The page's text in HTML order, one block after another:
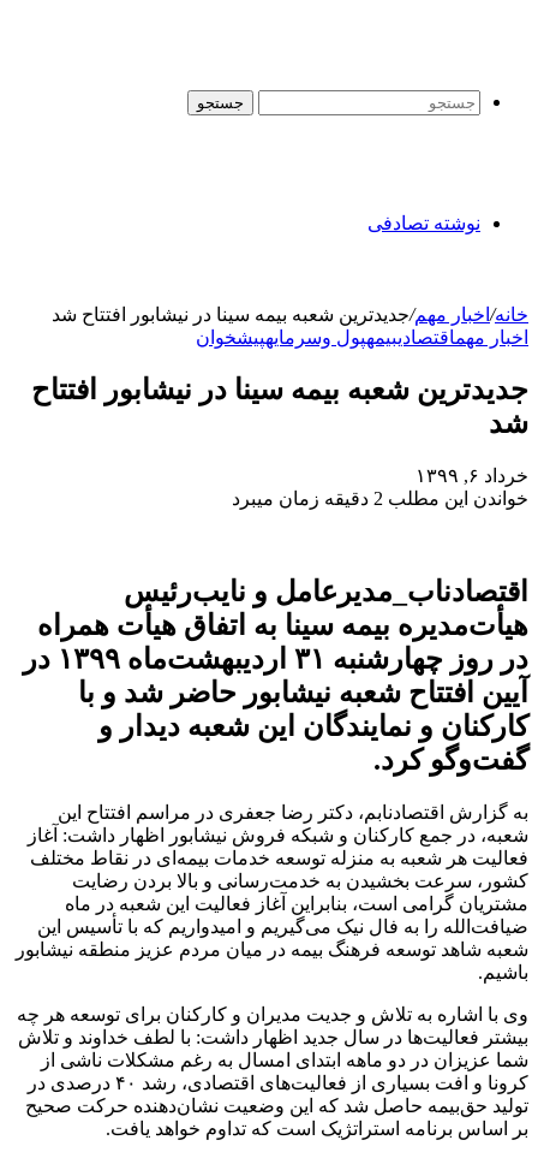
جستجو
نوشته تصادفی
خانه/ اخبار مهم/جدیدترین شعبه بیمه سینا در نیشابور افتتاح شد
اخبار مهماقتصادیبیمهپول وسرمایهپیشخوان
جدیدترین شعبه بیمه سینا در نیشابور افتتاح
شد
خرداد ۶, ۱۳۹۹
خواندن این مطلب 2 دقیقه زمان میبرد
اقتصادناب_مدیرعامل و نایب‌رئیس
هیأت‌مدیره بیمه سینا به اتفاق هیأت همراه
در روز چهارشنبه ۳۱ اردیبهشت‌ماه ۱۳۹۹ در
آیین افتتاح شعبه نیشابور حاضر شد و با
کارکنان و نمایندگان این شعبه دیدار و
گفت‌وگو کرد.
به گزارش اقتصادنابم، دکتر رضا جعفری در مراسم افتتاح این
شعبه، در جمع کارکنان و شبکه فروش نیشابور اظهار داشت: آغاز
فعالیت هر شعبه به منزله توسعه خدمات بیمه‌ای در نقاط مختلف
کشور، سرعت بخشیدن به خدمت‌رسانی و بالا بردن رضایت
مشتریان گرامی است، بنابراین آغاز فعالیت این شعبه در ماه
ضیافت‌الله را به فال نیک می‌گیریم و امیدواریم که با تأسیس این
شعبه شاهد توسعه فرهنگ بیمه در میان مردم عزیز منطقه نیشابور
باشیم.
وی با اشاره به تلاش و جدیت مدیران و کارکنان برای توسعه هر چه
بیشتر فعالیت‌ها در سال جدید اظهار داشت: با لطف خداوند و تلاش
شما عزیزان در دو ماهه ابتدای امسال به رغم مشکلات ناشی از
کرونا و افت بسیاری از فعالیت‌های اقتصادی، رشد ۴۰ درصدی در
تولید حق‌بیمه حاصل شد که این وضعیت نشان‌دهنده حرکت صحیح
بر اساس برنامه استراتژیک است که تداوم خواهد یافت.